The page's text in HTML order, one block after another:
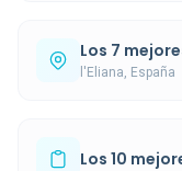
Los 7
l'Eliana, España
Los 10